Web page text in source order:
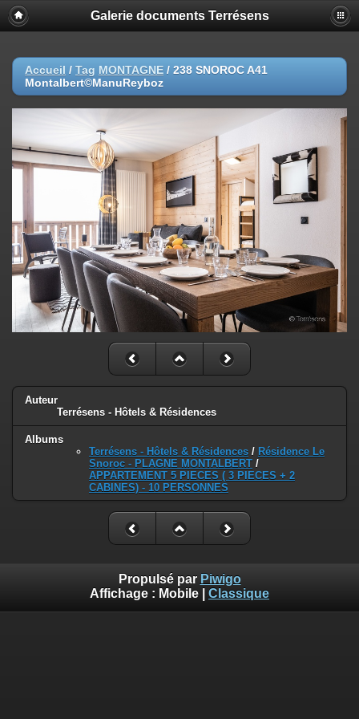
Galerie documents Terrésens
Accueil / Tag MONTAGNE / 238 SNOROC A41
Montalbert©ManuReyboz
Auteur
Terrésens - Hôtels & Résidences
Albums
Terrésens - Hôtels & Résidences / Résidence Le
Snoroc - PLAGNE MONTALBERT /
APPARTEMENT 5 PIECES ( 3 PIECES + 2
CABINES) - 10 PERSONNES
Propulsé par Piwigo
Affichage : Mobile Classique